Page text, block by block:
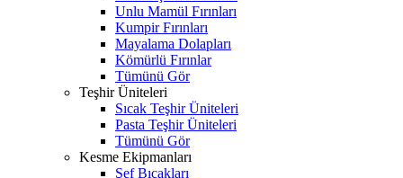
Unlu Mamül Fırınları
Kumpir Fırınları
Mayalama Dolapları
Kömürlü Fırınlar
Tümünü Gör
Teşhir Üniteleri
Sıcak Teşhir Üniteleri
Pasta Teşhir Üniteleri
Tümünü Gör
Kesme Ekipmanları
Şef Bıçakları